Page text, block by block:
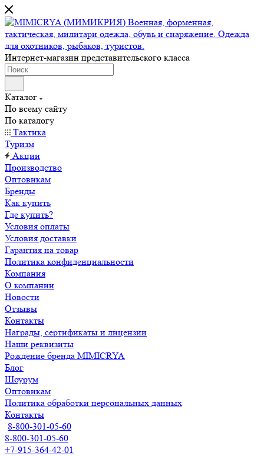
Интернет-магазин представительского класса
Каталог
По всему сайту
По каталогу
Тактика
Туризм
Акции
Производство
Оптовикам
Бренды
Как купить
Где купить?
Условия оплаты
Условия доставки
Гарантия на товар
Политика конфиденциальности
Компания
О компании
Новости
Отзывы
Контакты
Награды, сертификаты и лицензии
Наши реквизиты
Рождение бренда MIMICRYA
Блог
Шоурум
Оптовикам
Политика обработки персональных данных
Контакты
8-800-301-05-60
8-800-301-05-60
+7-915-364-42-01